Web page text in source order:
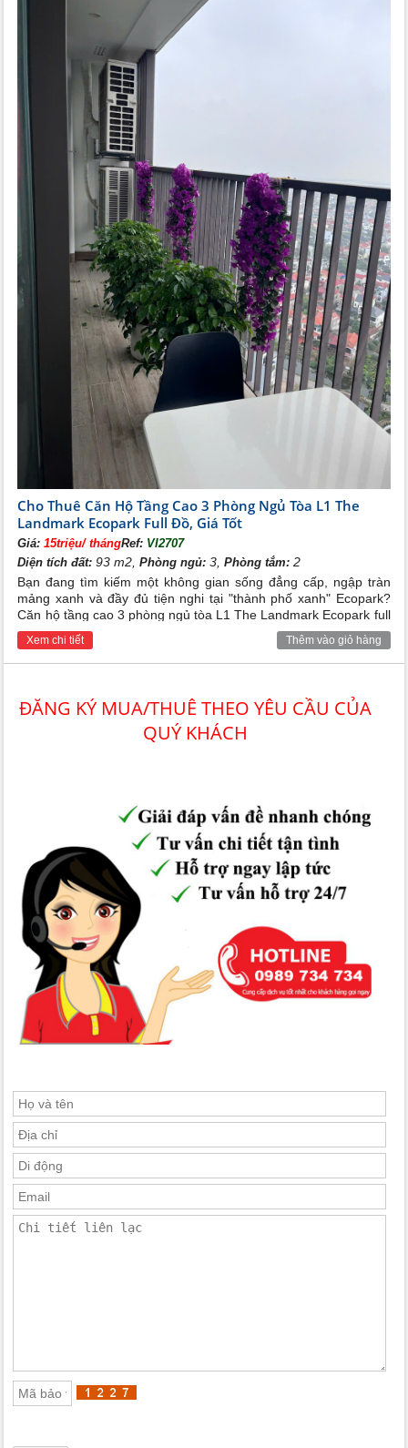
Cho Thuê Căn Hộ Tầng Cao 3 Phòng Ngủ Tòa L1 The
Landmark Ecopark Full Đồ, Giá Tốt
Giá:15triệu/ thángRef: VI2707
Diện tích đất: 93 m2,Phòng ngủ: 3,Phòng tắm: 2
Bạn đang tìm kiếm một không gian sống đẳng cấp, ngập tràn
mảng xanh và đầy đủ tiện nghi tại "thành phố xanh" Ecopark?
Căn hộ tầng cao 3 phòng ngủ tòa L1 The Landmark Ecopark full
đồ với mức giá cho thuê cực kỳ hấp dẫn chính là sự lựa chọn
hoàn hảo dành cho gia đình bạn.
Xem chi tiết Thêm vào giỏ hàng
ĐĂNG KÝ MUA/THUÊ THEO YÊU CẦU CỦA
QUÝ KHÁCH